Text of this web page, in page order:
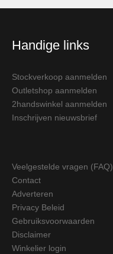
Handige links
Stockverkoop aanmelden
Outletshop aanmelden
2handswinkel aanmelden
Inschrijven nieuwsbrief
Veelgestelde vragen (FAQ)
Contact
Adverteren
Privacy Beleid
Gebruiksvoorwaarden
Disclaimer
Winkelier login